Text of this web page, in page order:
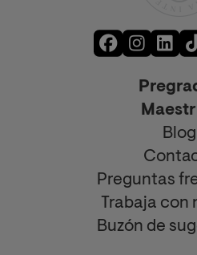
Blog
Preguntas
Trabaja con
Buzón de